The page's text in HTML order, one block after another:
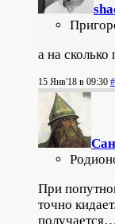
а на
15 Янв'18 в 09:30
При
точно